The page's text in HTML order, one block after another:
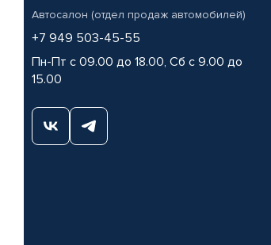
Автосалон (отдел продаж автомобилей)
+7 949 503-45-55
Пн-Пт с 09.00 до 18.00, Сб с 9.00 до
15.00